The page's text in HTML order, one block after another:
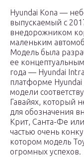
Hyundai Kona —
выпускаемый с
внедорожником
маленьким
Модель была
ее
года — Hyundai
платформе
модели
Гавайях, который
для обозначения
Крит, Санта-Фе
частью очень
котором модель
огромных успехов.